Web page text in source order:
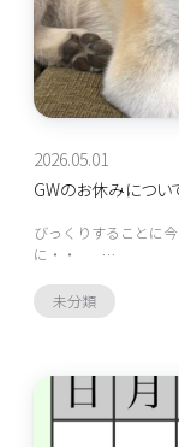
2026.05.01
GWのお休みについ
びっくりすることに
に・・ …
未分類